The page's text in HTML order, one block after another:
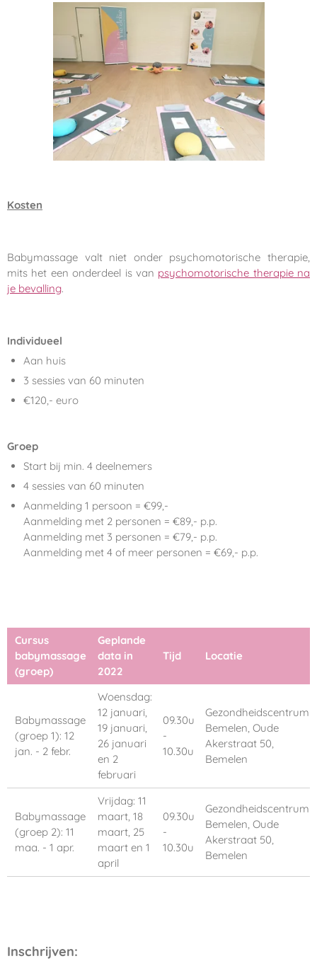
Kosten
Babymassage valt niet onder psychomotorische therapie,
mits het een onderdeel is van psychomotorische therapie na
je bevalling.
Individueel
Aan huis
3 sessies van 60 minuten
€120,- euro
Groep
Start bij min. 4 deelnemers
4 sessies van 60 minuten
Aanmelding 1 persoon = €99,-
Aanmelding met 2 personen = €89,- p.p.
Aanmelding met 3 personen = €79,- p.p.
Aanmelding met 4 of meer personen = €69,- p.p.
Cursus
babymassage
(groep)
Geplande
data in
2022
Tijd Locatie
Babymassage
(groep 1): 12
jan. - 2 febr.
Woensdag:
12 januari,
19 januari,
26 januari
en 2
februari
09.30u
-
10.30u
Gezondheidscentrum
Bemelen, Oude
Akerstraat 50,
Bemelen
Babymassage
(groep 2): 11
maa. - 1 apr.
Vrijdag: 11
maart, 18
maart, 25
maart en 1
april
09.30u
-
10.30u
Gezondheidscentrum
Bemelen, Oude
Akerstraat 50,
Bemelen
Inschrijven: